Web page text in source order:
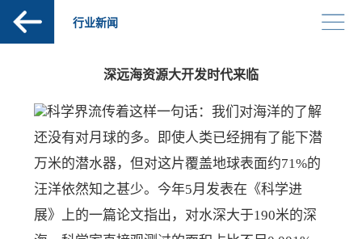
行业新闻
深远海资源大开发时代来临
科学界流传着这样一句话：我们对海洋的了解
还没有对月球的多。即使人类已经拥有了能下潜
万米的潜水器，但对这片覆盖地球表面约71%的
汪洋依然知之甚少。今年5月发表在《科学进
展》上的一篇论文指出，对水深大于190米的深